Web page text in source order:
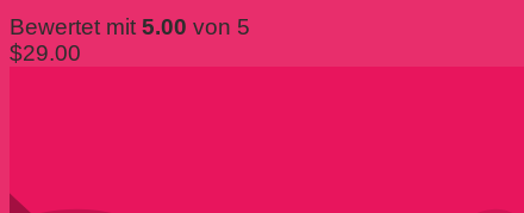
Bewertet mit 5.00 von 5
$29.00